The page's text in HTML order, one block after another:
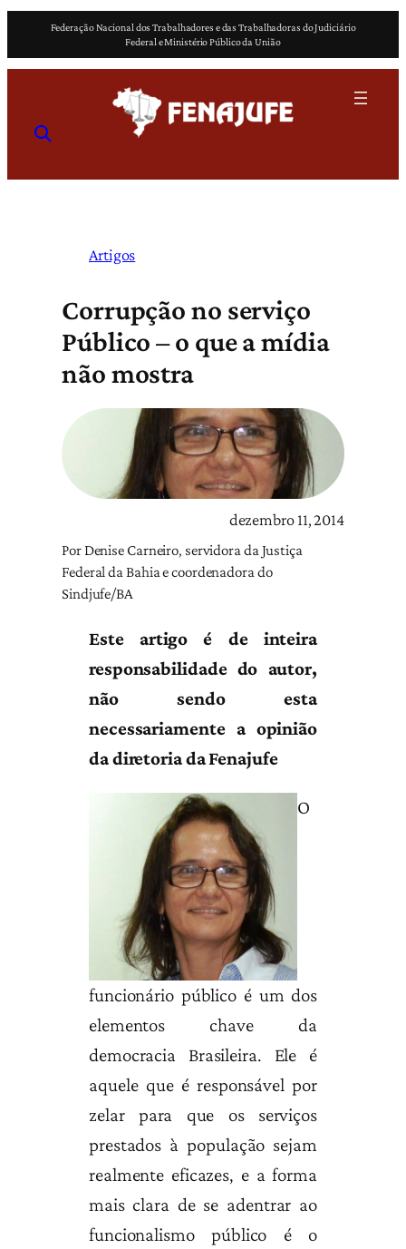
o
Federação Nacional dos Trabalhadores e das Trabalhadoras do Judiciário
Federal e Ministério Público da União
Artigos
Corrupção no serviço
Público – o que a mídia
não mostra
dezembro 11, 2014
Por Denise Carneiro, servidora da Justiça
Federal da Bahia e coordenadora do
Sindjufe/BA
Este artigo é de inteira
responsabilidade do autor,
não sendo esta
necessariamente a opinião
da diretoria da Fenajufe
O
funcionário público é um dos
elementos chave da
democracia Brasileira. Ele é
aquele que é responsável por
zelar para que os serviços
prestados à população sejam
realmente eficazes, e a forma
mais clara de se adentrar ao
funcionalismo público é o